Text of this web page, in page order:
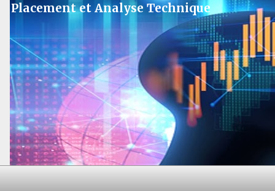
Placement et Analyse Technique